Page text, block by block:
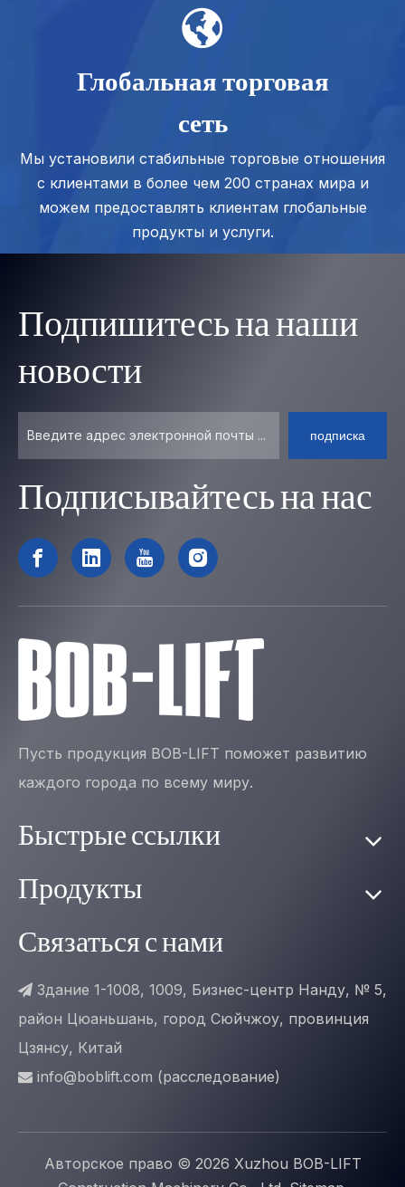
Глобальная торговая
сеть
Мы установили стабильные торговые отношения
с клиентами в более чем 200 странах мира и
можем предоставлять клиентам глобальные
продукты и услуги.
Подпишитесь на наши
новости
подписка
Подписывайтесь на нас
Пусть продукция BOB-LIFT поможет развитию
каждого города по всему миру.
Быстрые ссылки
Продукты
Связаться с нами
 Здание 1-1008, 1009, Бизнес-центр Нанду, № 5,
район Цюаньшань, город Сюйчжоу, провинция
Цзянсу, Китай
 info@boblift.com (расследование)
Авторское право © 2026 Xuzhou BOB-LIFT